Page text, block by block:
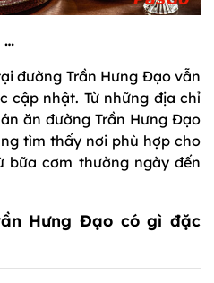
…
đường Trần Hưng Đạo vẫn
cập nhật. Từ những địa chỉ
ăn đường Trần Hưng Đạo
tìm thấy nơi phù hợp cho
bữa cơm thường ngày đến
Hưng Đạo có gì đặc